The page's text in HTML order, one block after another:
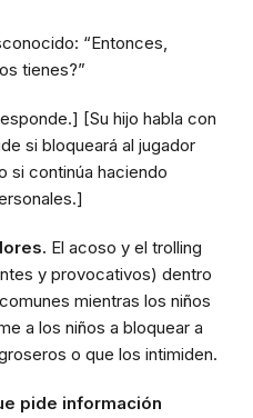
“Entonces,
tienes?”
[Su hijo habla con
si bloqueará al jugador
si continúa haciendo
El acoso y el trolling
y provocativos) dentro
mientras los niños
a los niños a bloquear a
o que los intimiden.
pide información